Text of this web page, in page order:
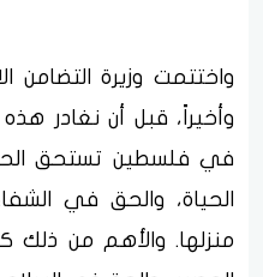
واختتمت وزيرة التضامن
وأخيراً، قبل أن نغادر
في فلسطين تستحق
الحياة، والحق في
منزلها. والأهم من ذلك